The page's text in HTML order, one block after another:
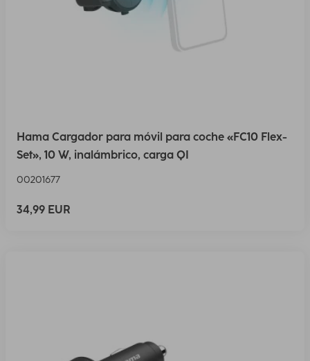
Hama Cargador para móvil para coche «FC10 Flex-
Set», 10 W, inalámbrico, carga QI
00201677
34,99 EUR